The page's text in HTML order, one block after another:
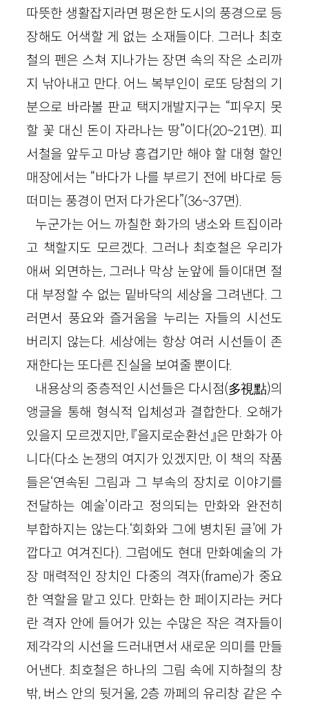
따뜻한 생활잡지라면 평온한 도시의 풍경으로 등
장해도 어색할 게 없는 소재들이다. 그러나 최호
철의 펜은 스쳐 지나가는 장면 속의 작은 소리까
지 낚아내고 만다. 어느 복부인이 로또 당첨의 기
분으로 바라볼 판교 택지개발지구는 “피우지 못
할 꽃 대신 돈이 자라나는 땅”이다(20~21면). 피
서철을 앞두고 마냥 흥겹기만 해야 할 대형 할인
매장에서는 “바다가 나를 부르기 전에 바다로 등
떠미는 풍경이 먼저 다가온다”(36~37면).
누군가는 어느 까칠한 화가의 냉소와 트집이라
고 책할지도 모르겠다. 그러나 최호철은 우리가
애써 외면하는, 그러나 막상 눈앞에 들이대면 절
대 부정할 수 없는 밑바닥의 세상을 그려낸다. 그
러면서 풍요와 즐거움을 누리는 자들의 시선도
버리지 않는다. 세상에는 항상 여러 시선들이 존
재한다는 또다른 진실을 보여줄 뿐이다.
내용상의 중층적인 시선들은 다시점(多視點)의
앵글을 통해 형식적 입체성과 결합한다. 오해가
있을지 모르겠지만, 『을지로순환선』은 만화가 아
니다(다소 논쟁의 여지가 있겠지만, 이 책의 작품
들은‘연속된 그림과 그 부속의 장치로 이야기를
전달하는 예술’이라고 정의되는 만화와 완전히
부합하지는 않는다.‘회화와 그에 병치된 글’에 가
깝다고 여겨진다). 그럼에도 현대 만화예술의 가
장 매력적인 장치인 다중의 격자(frame)가 중요
한 역할을 맡고 있다. 만화는 한 페이지라는 커다
란 격자 안에 들어가 있는 수많은 작은 격자들이
제각각의 시선을 드러내면서 새로운 의미를 만들
어낸다. 최호철은 하나의 그림 속에 지하철의 창
밖, 버스 안의 뒷거울, 2층 까페의 유리창 같은 수